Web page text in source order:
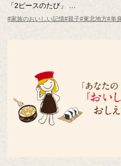
「2ピースのたび」
山本 千陽さん（秋田県・8歳）秋田
#家族のおいしい記憶#親子#東北地方#単